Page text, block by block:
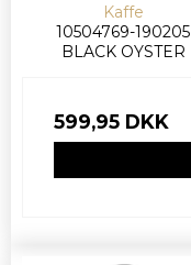
Kaffe
10504769-190205
BLACK OYSTER
599,95 DKK